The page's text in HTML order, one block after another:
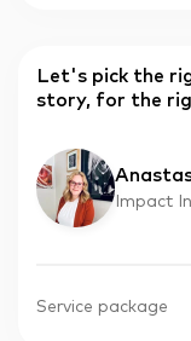
Let's pick the
story, for the
Impact
Service package